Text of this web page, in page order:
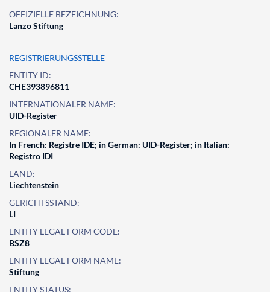
OFFIZIELLE BEZEICHNUNG:
Lanzo Stiftung
REGISTRIERUNGSSTELLE
ENTITY ID:
CHE393896811
INTERNATIONALER NAME:
UID-Register
REGIONALER NAME:
In French: Registre IDE; in German: UID-Register; in Italian:
Registro IDI
LAND:
Liechtenstein
GERICHTSSTAND:
LI
ENTITY LEGAL FORM CODE:
BSZ8
ENTITY LEGAL FORM NAME:
Stiftung
ENTITY STATUS: